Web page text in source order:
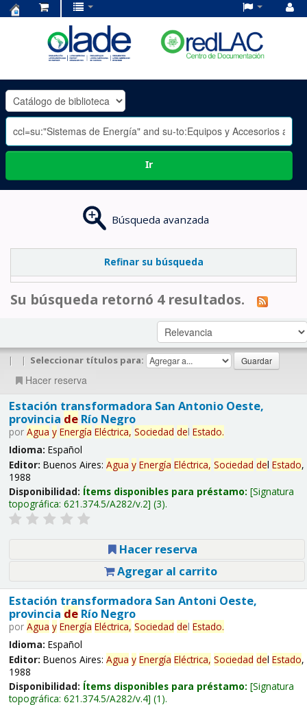
OLADE
-
Ir
Búsqueda avanzada
Refinar su búsqueda
Su búsqueda retornó 4 resultados.
| | Seleccionar títulos para:
Hacer reserva
Estación transformadora San Antonio Oeste,
provincia deRío Negro
por Agua y Energía Eléctrica, Sociedad del Estado.
Idioma: Español
Editor: Buenos Aires: Agua y Energía Eléctrica, Sociedad del Estado,
1988
Disponibilidad: Ítems disponibles para préstamo: Signatura
topográfica: 621.374.5/A282/v.2 (3).
Hacer reserva
Agregar al carrito
Estación transformadora San Antoni Oeste,
provincia deRío Negro
por Agua y Energía Eléctrica, Sociedad del Estado.
Idioma: Español
Editor: Buenos Aires: Agua y Energía Eléctrica, Sociedad del Estado,
1988
Disponibilidad: Ítems disponibles para préstamo: Signatura
topográfica: 621.374.5/A282/v.4 (1).